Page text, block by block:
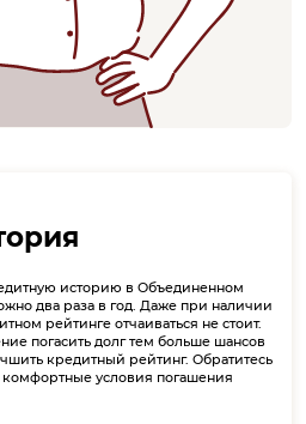
историю в Объединенном
два раза в год. Даже при наличии
рейтинге отчаиваться не стоит.
погасить долг тем больше шансов
кредитный рейтинг. Обратитесь
условия погашения